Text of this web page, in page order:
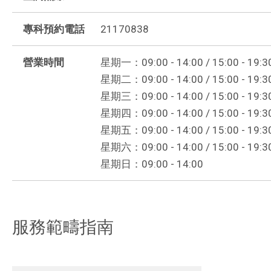
專科預約電話 21170838
營業時間
星期一：09:00 - 14:00 / 15:00 -
星期二：09:00 - 14:00 / 15:00 -
星期三：09:00 - 14:00 / 15:00 -
星期四：09:00 - 14:00 / 15:00 -
星期五：09:00 - 14:00 / 15:00 -
星期六：09:00 - 14:00 / 15:00 -
星期日：09:00 - 14:00
服務範疇指南